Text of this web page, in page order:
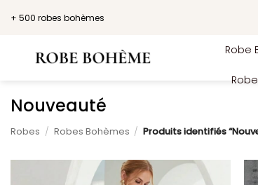
+ 500 robes bohèmes
Robe
Nouveauté
Robes / Robes Bohèmes / Produits identifiés